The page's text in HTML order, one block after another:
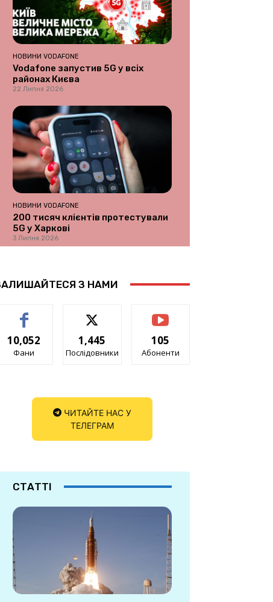
НОВИНИ VODAFONE
Vodafone запустив 5G у всіх
районах Києва
22 Липня 2026
НОВИНИ VODAFONE
200 тисяч клієнтів протестували
5G у Харкові
3 Липня 2026
З НАМИ
10,052
Фани
1,445
Послідовники
105
Абоненти
ЧИТАЙТЕ НАС У
ТЕЛЕГРАМ
СТАТТІ